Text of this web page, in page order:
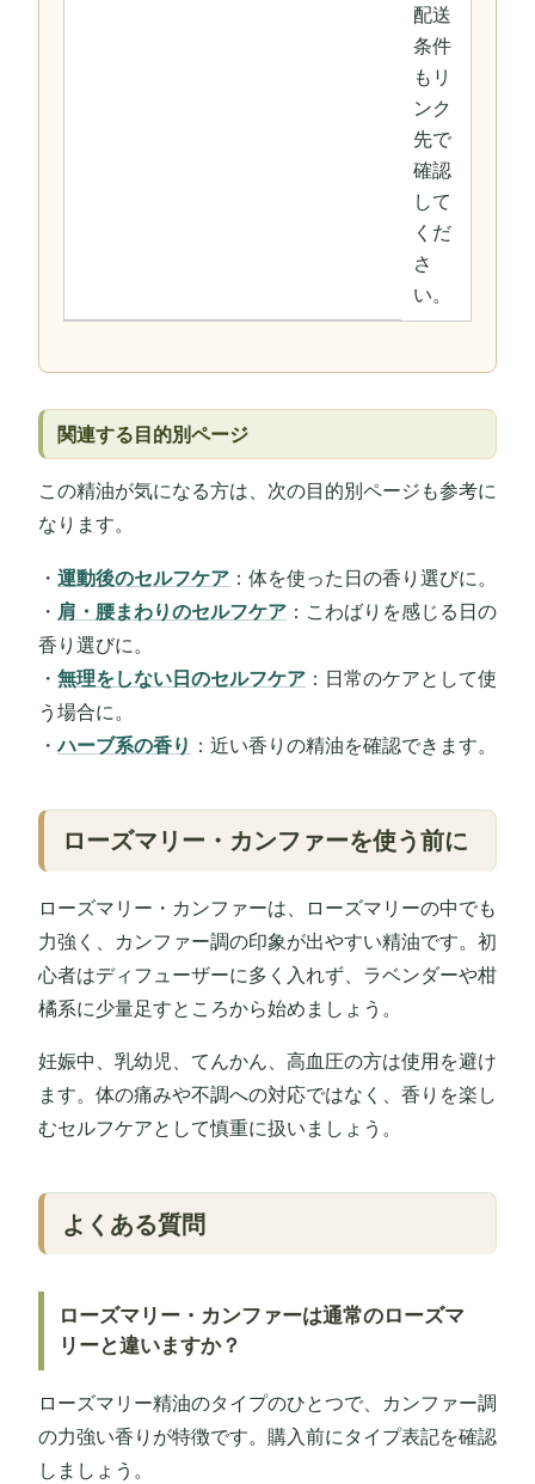
配送
条件
もリ
ンク
先で
確認
して
くだ
さ
い。
関連する目的別ページ
この精油が気になる方は、次の目的別ページも参考に
なります。
・ 運動後のセルフケア ：体を使った日の香り選びに。
・ 肩・腰まわりのセルフケア ：こわばりを感じる日の
香り選びに。
・ 無理をしない日のセルフケア ：日常のケアとして使
う場合に。
・ハーブ系の香り ：近い香りの精油を確認できます。
ローズマリー・カンファーを使う前に
ローズマリー・カンファーは、ローズマリーの中でも
力強く、カンファー調の印象が出やすい精油です。初
心者はディフューザーに多く入れず、ラベンダーや柑
橘系に少量足すところから始めましょう。
妊娠中、乳幼児、てんかん、高血圧の方は使用を避け
ます。体の痛みや不調への対応ではなく、香りを楽し
むセルフケアとして慎重に扱いましょう。
よくある質問
ローズマリー・カンファーは通常のローズマ
リーと違いますか？
ローズマリー精油のタイプのひとつで、カンファー調
の力強い香りが特徴です。購入前にタイプ表記を確認
しましょう。